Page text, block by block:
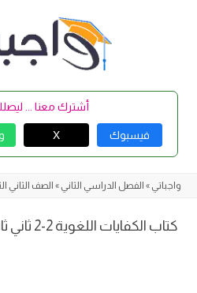
أشترك معنا ...
فيسبوك X
واجباتي » الفصل الدراسي الثاني » الصف الثاني
كتاب الكفايات اللغوية 2-2 ثاني ثانوي مسارات ف2 1446